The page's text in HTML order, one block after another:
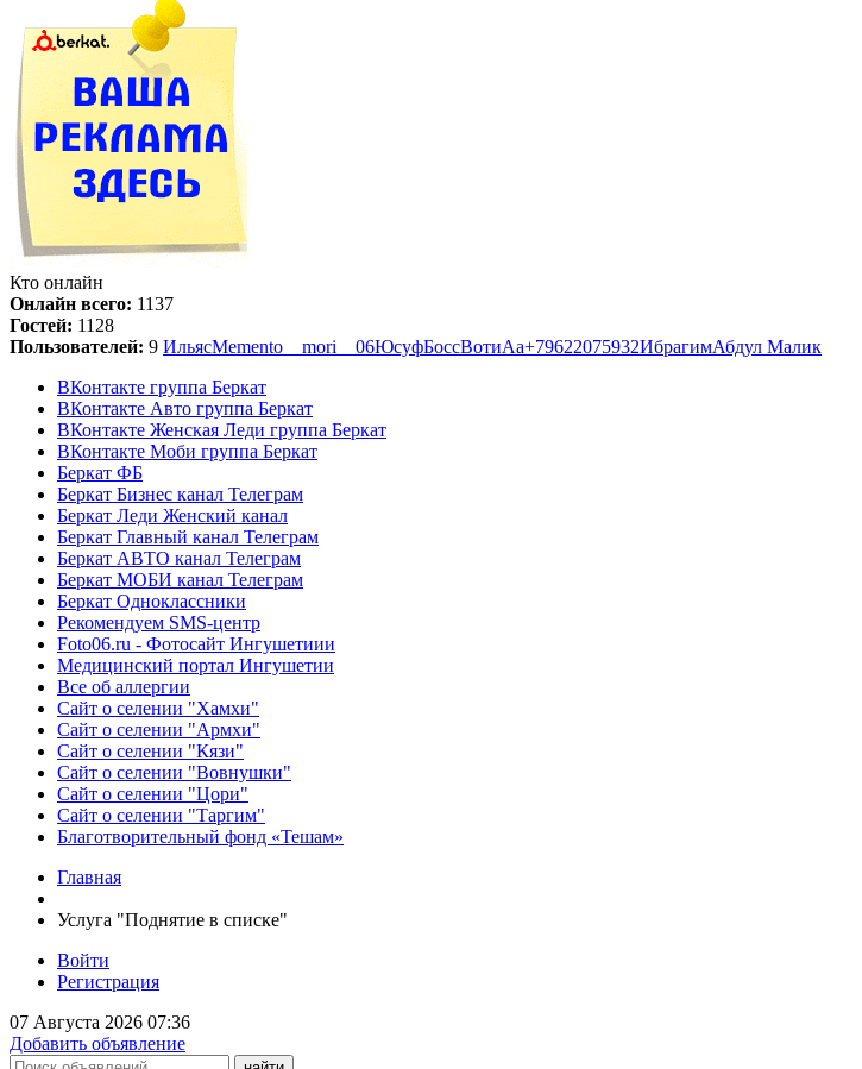
Кто онлайн
Онлайн всего: 1137
Гостей: 1128
Пользователей: 9 ИльясMemento__mori__06ЮсуфБоссВотиАа+79622075932ИбрагимАбдул Малик
ВКонтакте группа Беркат
ВКонтакте Авто группа Беркат
ВКонтакте Женская Леди группа Беркат
ВКонтакте Моби группа Беркат
Беркат ФБ
Беркат Бизнес канал Телеграм
Беркат Леди Женский канал
Беркат Главный канал Телеграм
Беркат АВТО канал Телеграм
Беркат МОБИ канал Телеграм
Беркат Одноклассники
Рекомендуем SMS-центр
Foto06.ru - Фотосайт Ингушетиии
Медицинский портал Ингушетии
Все об аллергии
Сайт о селении "Хамхи"
Сайт о селении "Армхи"
Сайт о селении "Кязи"
Сайт о селении "Вовнушки"
Сайт о селении "Цори"
Сайт о селении "Таргим"
Благотворительный фонд «Тешам»
Главная
Услуга "Поднятие в списке"
Войти
Регистрация
07 Августа 2026 07:36
Добавить объявление